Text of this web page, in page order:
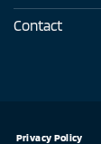
Contact
Privacy Policy